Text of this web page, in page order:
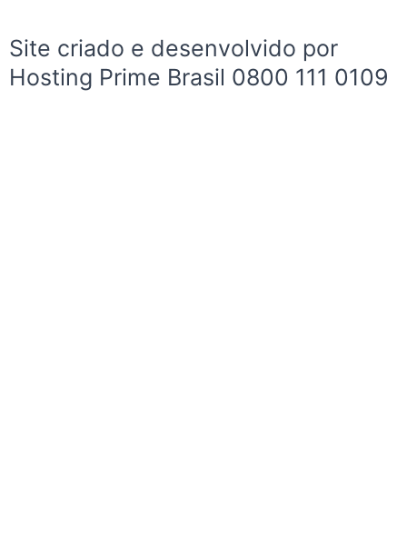
f
Site criado e desenvolvido por
Hosting Prime Brasil 0800 111 0109